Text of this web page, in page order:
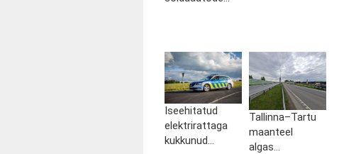
Iseehitatud
elektrirattaga
kukkunud...
Tallinna–Tartu
maanteel
algas...